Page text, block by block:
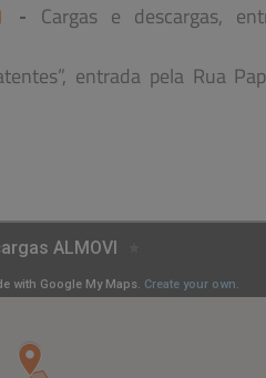
- Cargas e descargas,
entrada pela Rua